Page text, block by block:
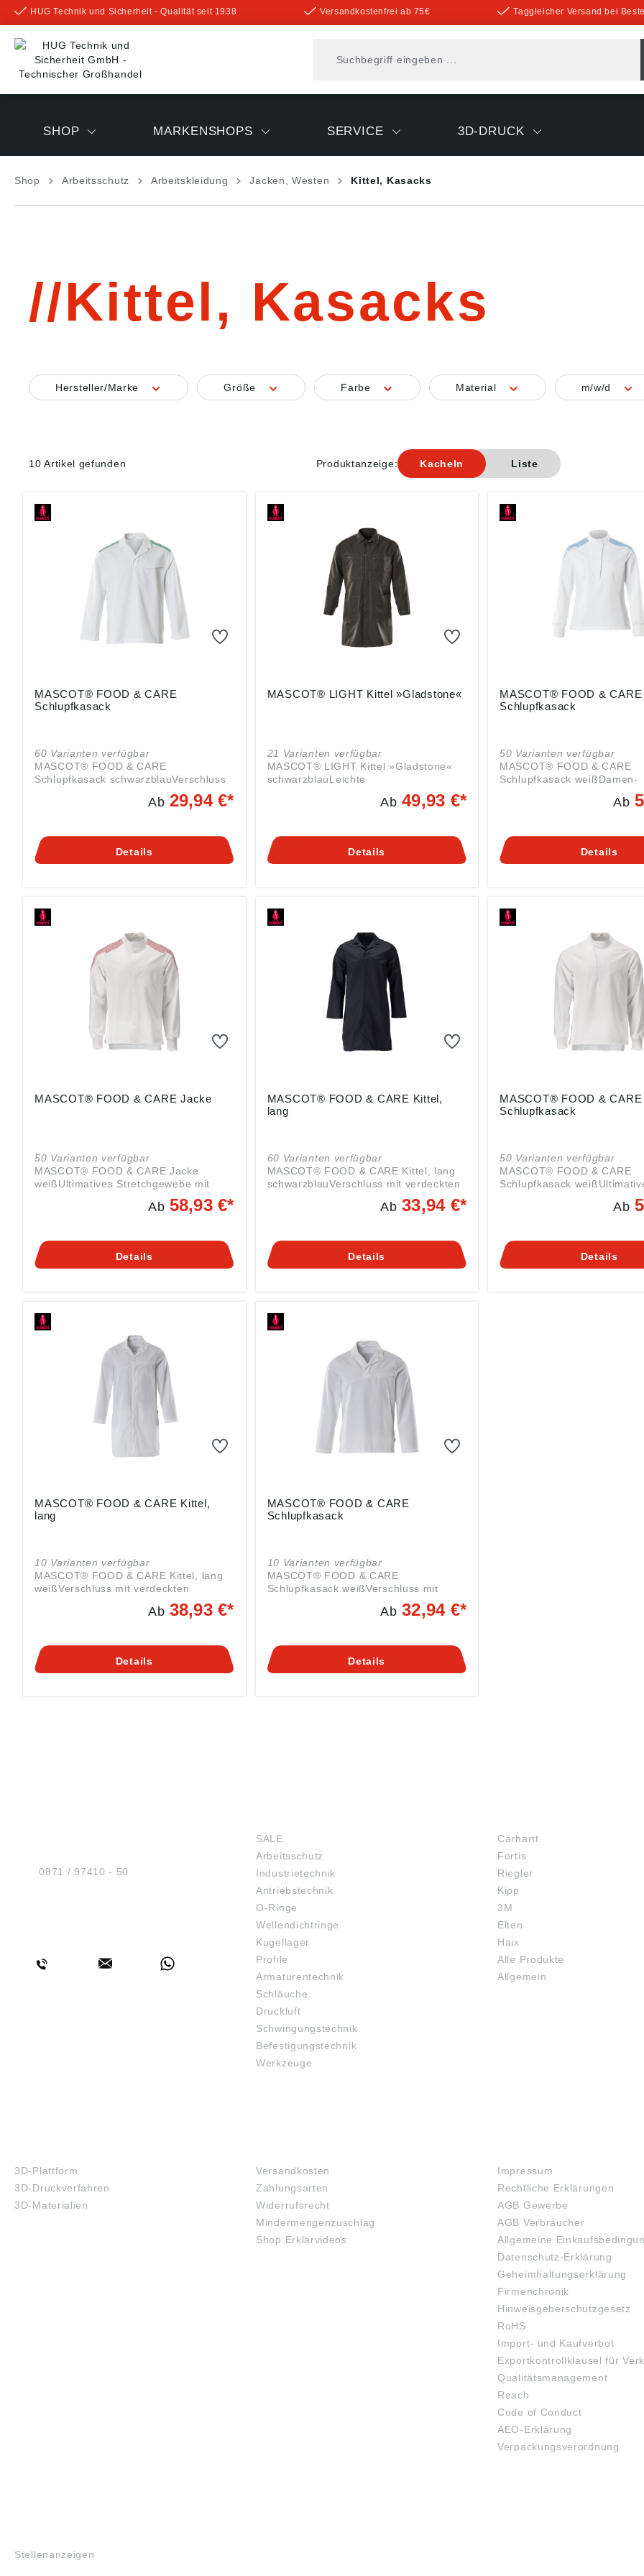
springen
HUG Technik und Sicherheit - Qualität seit 1938 Versandkostenfrei ab 75€ Taggleicher Versand bei
SHOP MARKENSHOPS SERVICE 3D-DRUCK
Shop Arbeitsschutz Arbeitskleidung Jacken, Westen Kittel, Kasacks
Kittel, Kasacks
Hersteller/Marke Größe Farbe Material m/w/d
10 Artikel gefunden Produktanzeige: Kacheln Liste
MASCOT® FOOD & CARE
Schlupfkasack
60 Varianten verfügbar
MASCOT® FOOD & CARE
Schlupfkasack schwarzblauVerschluss
DruckknopfDruckknopfregulierung an
von Namensschildern sowie HF-Chip
und UHF-Chip möglichFarbmarkierung
Ab 29,94 €*
Details
MASCOT® LIGHT Kittel »Gladstone«
21 Varianten verfügbar
MASCOT® LIGHT Kittel »Gladstone«
schwarzblauLeichte
MeterwareVerschluss mit verdeckten
DruckknöpfenBrusttaschenVordertasch
SeitenManschetten mit
DruckknöpfenKontrastnähte
Ab49,93 €*
Details
MASCOT® FOOD &
Schlupfkasack
50 Varianten verfügbar
MASCOT® FOOD & CARE
Schlupfkasack weißDamen-
PassformUltimatives
geringem Gewicht und guter
HandgelenkenSchlitze an den
SeitenVerschluss mit
möglichFarbmarkierung für
GrößeDas Produkt ist für
Industriewäsche geeignet
Ab
Details
MASCOT® FOOD & CARE Jacke
50 Varianten verfügbar
MASCOT® FOOD & CARE Jacke
weißUltimatives Stretchgewebe mit
geringem Gewicht und guter
StrapazierfähigkeitSchnelltrocknendRip
SeitenVerschluss mit verdeckten
DruckknöpfenDruckknöpfe aus
GrößeDas Produkt ist für
Industriewäsche geeignet
Ab 58,93 €*
Details
MASCOT® FOOD & CARE Kittel,
lang
60 Varianten verfügbar
MASCOT® FOOD & CARE Kittel, lang
schwarzblauVerschluss mit verdeckten
DruckknöpfenDruckknopfregulierung an
den HandgelenkenDruckknöpfe aus
Namensschildern sowie HF-Chip und
UHF-Chip möglichFarbmarkierung für
Ab33,94 €*
Details
MASCOT® FOOD & CARE
Schlupfkasack
50 Varianten verfügbar
MASCOT® FOOD & CARE
Schlupfkasack
Stretchgewebe mit
HandgelenkenSchlitze an den
SeitenVerschluss mit
Ab
Details
MASCOT® FOOD & CARE Kittel,
lang
10 Varianten verfügbar
MASCOT® FOOD & CARE Kittel, lang
weißVerschluss mit verdeckten
DruckknöpfenDruckknopfregulierung an
den HandgelenkenDruckknöpfe aus
und UHF-Chip möglichFarbmarkierung
für jede GrößeDas Produkt ist für
Ab 38,93 €*
Details
MASCOT® FOOD & CARE
Schlupfkasack
10 Varianten verfügbar
MASCOT® FOOD & CARE
Schlupfkasack weißVerschluss mit
DruckknopfDruckknopfregulierung an
von Namensschildern sowie HF-Chip
und UHF-Chip möglichFarbmarkierung
Ab32,94 €*
Details
Tel.:0871 / 97410 - 50
SALE
Arbeitsschutz
Industrietechnik
Antriebstechnik
O-Ringe
Wellendichtringe
Kugellager
Profile
Armaturentechnik
Schläuche
Druckluft
Schwingungstechnik
Befestigungstechnik
Werkzeuge
Carhartt
Fortis
Riegler
Kipp
3M
Elten
Haix
Alle Produkte
Allgemein
3D-Plattform
3D-Druckverfahren
3D-Materialien
Versandkosten
Zahlungsarten
Widerrufsrecht
Mindermengenzuschlag
Shop Erklärvideos
Impressum
Rechtliche Erklärungen
AGB Gewerbe
AGB Verbraucher
Allgemeine
Datenschutz-Erklärung
Geheimhaltungserklärung
Firmenchronik
Hinweisgeberschutzgesetz
RoHS
Import- und Kaufverbot
Exportkontrollklausel für
Qualitätsmanagement
Reach
Code of Conduct
AEO-Erklärung
Verpackungsverordnung
Stellenanzeigen